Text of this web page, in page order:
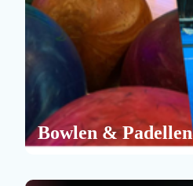
Bowlen & Padellen